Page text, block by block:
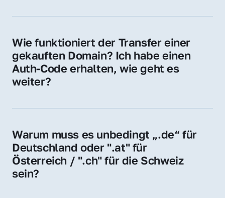
der Domain – ohne zusätzliche Vermittlungs-
Wie funktioniert der Transfer einer
gekauften Domain? Ich habe einen
Auth-Code erhalten, wie geht es
weiter?
Provider, die Domain zu übernehmen. Gerne
schnellen Prozess.
Warum muss es unbedingt „.de“ für
Deutschland oder ".at" für
Österreich / ".ch" für die Schweiz
sein?